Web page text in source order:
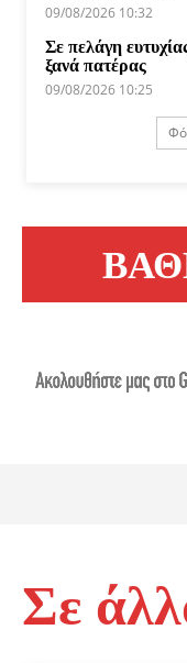
09/08/2026 10:32
Σε πελάγη
ξανά πατέρας
09/08/2026 10:25
Σε